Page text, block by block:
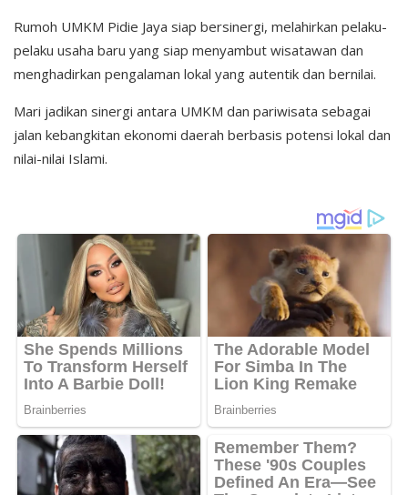
Rumoh UMKM Pidie Jaya siap bersinergi, melahirkan pelaku-
pelaku usaha baru yang siap menyambut wisatawan dan
menghadirkan pengalaman lokal yang autentik dan bernilai.
Mari jadikan sinergi antara UMKM dan pariwisata sebagai
jalan kebangkitan ekonomi daerah berbasis potensi lokal dan
nilai-nilai Islami.